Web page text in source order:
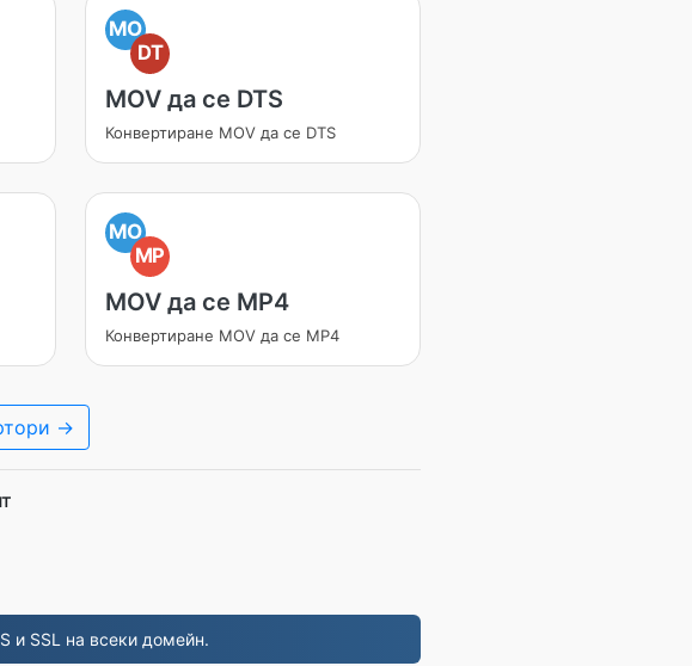
MO
DT
MOV да се DTS
Конвертиране MOV да се DTS
MO
MP
MOV да се MP4
Конвертиране MOV да се MP4
→
и SSL на всеки домейн.